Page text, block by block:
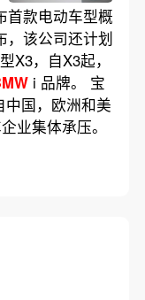
首款电动车型概
，该公司还计划
X3，自X3起，
i 品牌。 宝
国，欧洲和美
业集体承压。